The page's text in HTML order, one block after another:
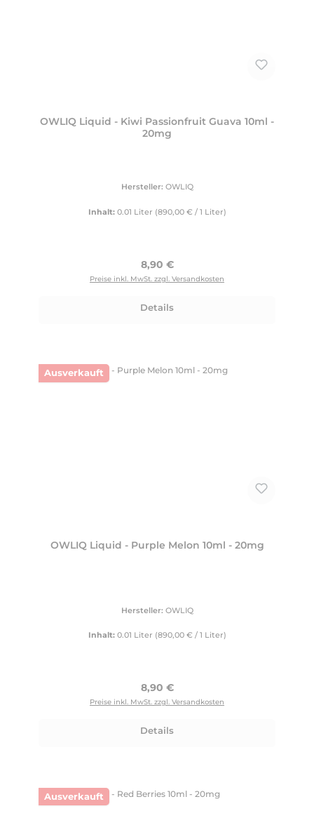
OWLIQ Liquid - Kiwi Passionfruit Guava 10ml -
20mg
Hersteller: OWLIQ
Inhalt: 0.01 Liter (890,00 € / 1 Liter)
Regulärer Preis:
8,90 €
Preise inkl. MwSt. zzgl. Versandkosten
Details
Ausverkauft
OWLIQ Liquid - Purple Melon 10ml - 20mg
Hersteller: OWLIQ
Inhalt: 0.01 Liter (890,00 € / 1 Liter)
Regulärer Preis:
8,90 €
Preise inkl. MwSt. zzgl. Versandkosten
Details
Ausverkauft